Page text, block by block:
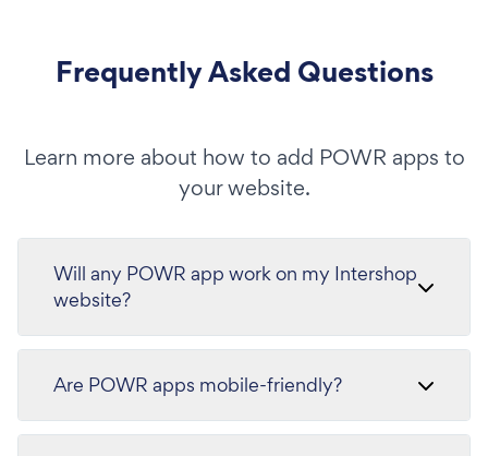
Frequently Asked Questions
Learn more about how to add POWR apps to
your website.
Will any POWR app work on my Intershop
website?
Are POWR apps mobile-friendly?